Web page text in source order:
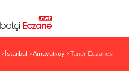
İstanbul Arnavutköy Taner Eczanesi